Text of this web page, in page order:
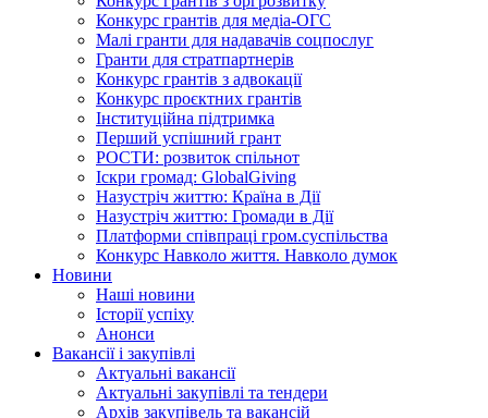
Конкурс грантів для медіа-ОГС
Малі гранти для надавачів соцпослуг
Гранти для стратпартнерів
Конкурс грантів з адвокації
Конкурс проєктних грантів
Інституційна підтримка
Перший успішний грант
РОСТИ: розвиток спільнот
Іскри громад: GlobalGiving
Назустріч життю: Країна в Дії
Назустріч життю: Громади в Дії
Платформи співпраці гром.суспільства
Конкурс Навколо життя. Навколо думок
Новини
Наші новини
Історії успіху
Анонси
Вакансії і закупівлі
Актуальні вакансії
Актуальні закупівлі та тендери
Архів закупівель та вакансій